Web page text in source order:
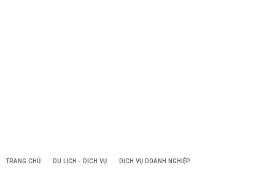
TRANG CHỦ DU LỊCH - DỊCH VỤ DỊCH VỤ DOANH NGHIỆP